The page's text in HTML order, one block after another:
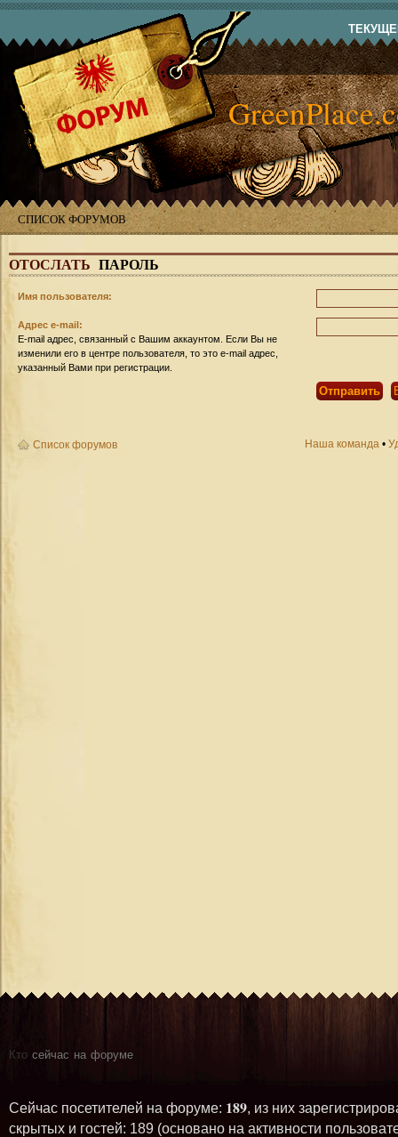
СПИСОК ФОРУМОВ
ОТОСЛАТЬ ПАРОЛЬ
Имя пользователя:
Адрес e-mail:
E-mail адрес, связанный с Вашим аккаунтом. Если Вы не
изменили его в центре пользователя, то это e-mail адрес,
указанный Вами при регистрации.
Список форумов Наша команда •
Кто сейчас на форуме
Сейчас посетителей на форуме: 189, из них
скрытых и гостей: 189 (основано на активности